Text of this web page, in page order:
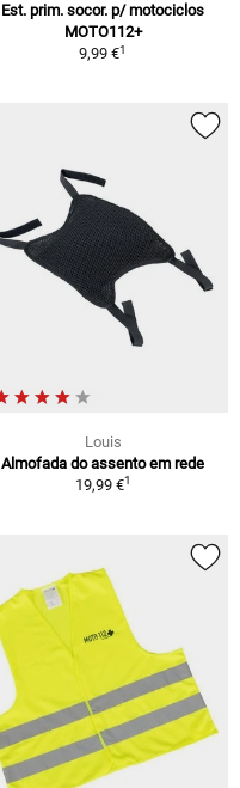
Est. prim. socor. p/ motociclos
MOTO112+
9,99 €1
Louis
Almofada do assento em rede
19,99 €1